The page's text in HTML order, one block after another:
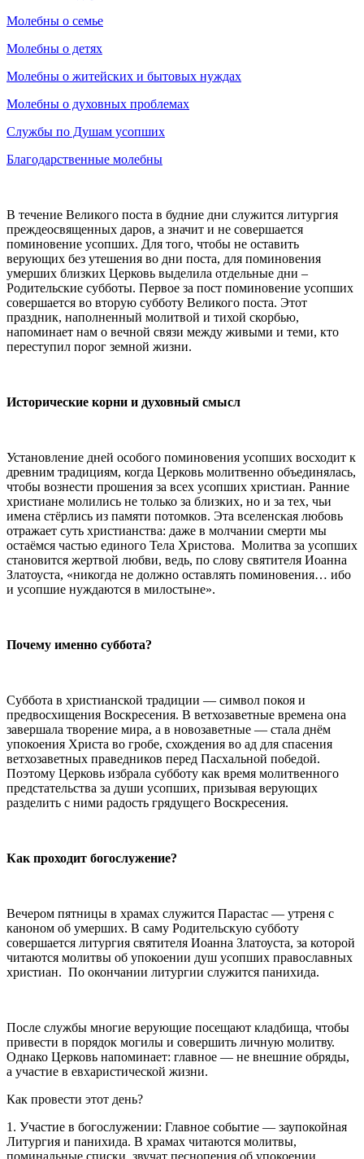
Молебны о семье
Молебны о детях
Молебны о житейских и бытовых нуждах
Молебны о духовных проблемах
Службы по Душам усопших
Благодарственные молебны
В течение Великого поста в будние дни служится литургия
преждеосвященных даров, а значит и не совершается
поминовение усопших. Для того, чтобы не оставить
верующих без утешения во дни поста, для поминовения
умерших близких Церковь выделила отдельные дни –
Родительские субботы. Первое за пост поминовение усопших
совершается во вторую субботу Великого поста. Этот
праздник, наполненный молитвой и тихой скорбью,
напоминает нам о вечной связи между живыми и теми, кто
переступил порог земной жизни.
Исторические корни и духовный смысл
Установление дней особого поминовения усопших восходит к
древним традициям, когда Церковь молитвенно объединялась,
чтобы вознести прошения за всех усопших христиан. Ранние
христиане молились не только за близких, но и за тех, чьи
имена стёрлись из памяти потомков. Эта вселенская любовь
отражает суть христианства: даже в молчании смерти мы
остаёмся частью единого Тела Христова. Молитва за усопших
становится жертвой любви, ведь, по слову святителя Иоанна
Златоуста, «никогда не должно оставлять поминовения… ибо
и усопшие нуждаются в милостыне».
Почему именно суббота?
Суббота в христианской традиции — символ покоя и
предвосхищения Воскресения. В ветхозаветные времена она
завершала творение мира, а в новозаветные — стала днём
упокоения Христа во гробе, схождения во ад для спасения
ветхозаветных праведников перед Пасхальной победой.
Поэтому Церковь избрала субботу как время молитвенного
предстательства за души усопших, призывая верующих
разделить с ними радость грядущего Воскресения.
Как проходит богослужение?
Вечером пятницы в храмах служится Парастас — утреня с
каноном об умерших. В саму Родительскую субботу
совершается литургия святителя Иоанна Златоуста, за которой
читаются молитвы об упокоении душ усопших православных
христиан. По окончании литургии служится панихида.
После службы многие верующие посещают кладбища, чтобы
привести в порядок могилы и совершить личную молитву.
Однако Церковь напоминает: главное — не внешние обряды,
а участие в евхаристической жизни.
Как провести этот день?
1. Участие в богослужении: Главное событие — заупокойная
Литургия и панихида. В храмах читаются молитвы,
поминальные списки, звучат песнопения об упокоении.